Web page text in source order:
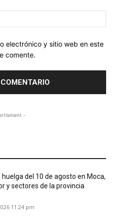
electrónico y sitio web en este
comente.
-
huelga del 10 de agosto en Moca,
y sectores de la provincia
11:24 pm